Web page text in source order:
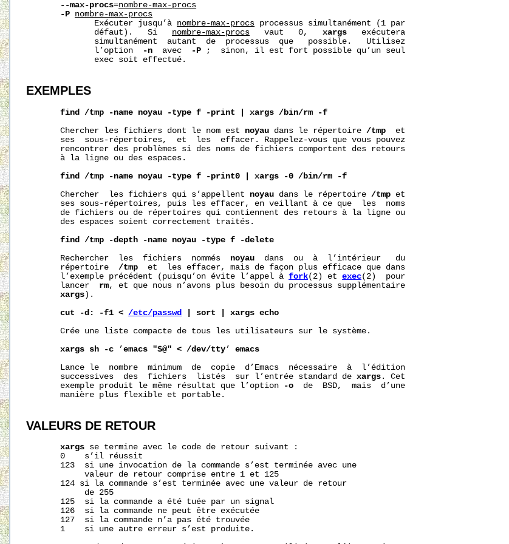
--max-procs=nombre-max-procs
-P nombre-max-procs
              Exécuter jusqu’à
nombre-max-procs processus simultanément (1 par
              défaut).   Si
nombre-max-procs
   vaut   0,
xargs
   exécutera
              simultanément  autant  de  processus  que   possible.   Utilisez
              l’option
-n
  avec
-P ;  sinon, il est fort possible qu’un seul
              exec soit effectué.
EXEMPLES
find /tmp -name noyau -type f -print xargs /bin/rm
-f
       Chercher les fichiers dont le nom est
noyau dans le répertoire /tmp
  et
       ses  sous-répertoires,  et  les  effacer. Rappelez-vous que vous pouvez
       rencontrer des problèmes si des noms de fichiers comportent des retours
       à la ligne ou des espaces.
find
/tmp -name noyau -type f -print0 xargs -0 /bin/rm
-f
       Chercher  les fichiers qui s’appellent
noyau dans le répertoire /tmp et
       ses sous-répertoires, puis les effacer, en veillant à ce que  les  noms
       de fichiers ou de répertoires qui contiennent des retours à la ligne ou
       des espaces soient correctement traités.
find
/tmp -depth -name noyau -type f
-delete
       Rechercher  les  fichiers  nommés
noyau
  dans  ou  à  l’intérieur   du
       répertoire
/tmp
  et  les effacer, mais de façon plus efficace que dans
       l’exemple précédent (puisqu’on évite l’appel à
fork(2) et exec(2)  pour
       lancer
rm, et que nous n’avons plus besoin du processus supplémentaire
xargs ).
cut
-d: -f1 < /etc/passwd sort xargs echo
       Crée une liste compacte de tous les utilisateurs sur le système.
xargs sh -c ’emacs "$@" < /dev/tty’ emacs
       Lance le  nombre  minimum  de  copie  d’Emacs  nécessaire  à  l’édition
       successives  des  fichiers  listés  sur l’entrée standard de
xargs . Cet
       exemple produit le même résultat que l’option
-o
  de  BSD,  mais  d’une
       manière plus flexible et portable.
VALEURS DE RETOUR
xargs se termine avec le code de retour suivant :
       0    s’il réussit
       123  si une invocation de la commande s’est terminée avec une
            valeur de retour comprise entre 1 et 125
       124 si la commande s’est terminée avec une valeur de retour
            de 255
       125  si la commande a été tuée par un signal
       126  si la commande ne peut être exécutée
       127  si la commande n’a pas été trouvée
       1    si une autre erreur s’est produite.